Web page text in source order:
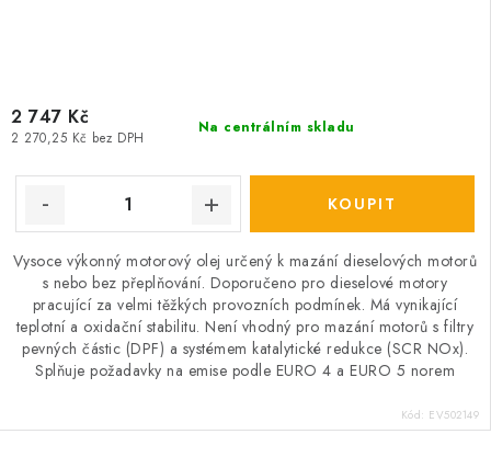
Na centrálním skladu
2 270,25 Kč bez DPH
2 747 Kč
Vysoce výkonný motorový olej určený k mazání dieselových motorů
s nebo bez přeplňování. Doporučeno pro dieselové motory
pracující za velmi těžkých provozních podmínek. Má vynikající
teplotní a oxidační stabilitu. Není vhodný pro mazání motorů s filtry
pevných částic (DPF) a systémem katalytické redukce (SCR NOx).
Splňuje požadavky na emise podle EURO 4 a EURO 5 norem
Kód: EV502149